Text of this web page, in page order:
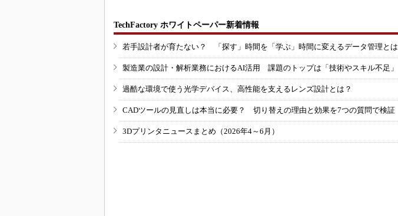
TechFactory ホワイトペーパー新着情報
若手設計者が育たない？ 「探す」時間を「学ぶ」時間に変えるデータ管理とは
製造業の設計・解析業務におけるAI活用 課題のトップは「技術やスキル不足」
過酷な環境で使う光学デバイス、高性能を支えるレンズ設計とは？
CADツールの見直しは本当に必要？ 切り替えの理由と効果を7つの質問で検証
3Dプリンタニュースまとめ（2026年4～6月）